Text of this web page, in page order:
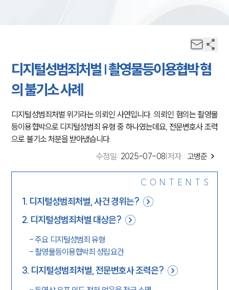
디지털성범죄처벌 | 촬영물등이용협박 혐
의 불기소 사례
디지털성범죄처벌 위기라는 의뢰인 사연입니다. 의뢰인 혐의는 촬영물
등이용협박으로 디지털성범죄 유형 중 하나였는데요, 전문변호사 조력
으로 불기소 처분을 받아냈습니다.
수정일: 2025-07-08 저자 : 고병준
CONTENTS
1. 디지털성범죄처벌, 사건 경위는?
2. 디지털성범죄처벌 대상은?
-주요 디지털성범죄 유형
-촬영물등이용협박죄 성립요건
3. 디지털성범죄처벌, 전문변호사 조력은?